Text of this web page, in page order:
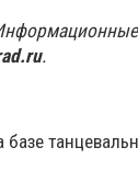
.
базе